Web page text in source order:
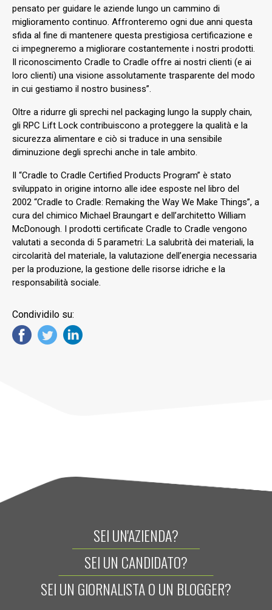
pensato per guidare le aziende lungo un cammino di
miglioramento continuo. Affronteremo ogni due anni questa
sfida al fine di mantenere questa prestigiosa certificazione e
ci impegneremo a migliorare costantemente i nostri prodotti.
Il riconoscimento Cradle to Cradle offre ai nostri clienti (e ai
loro clienti) una visione assolutamente trasparente del modo
in cui gestiamo il nostro business”.
Oltre a ridurre gli sprechi nel packaging lungo la supply chain,
gli RPC Lift Lock contribuiscono a proteggere la qualità e la
sicurezza alimentare e ciò si traduce in una sensibile
diminuzione degli sprechi anche in tale ambito.
Il “Cradle to Cradle Certified Products Program” è stato
sviluppato in origine intorno alle idee esposte nel libro del
2002 “Cradle to Cradle: Remaking the Way We Make Things”, a
cura del chimico Michael Braungart e dell’architetto William
McDonough. I prodotti certificate Cradle to Cradle vengono
valutati a seconda di 5 parametri: La salubrità dei materiali, la
circolarità del materiale, la valutazione dell’energia necessaria
per la produzione, la gestione delle risorse idriche e la
responsabilità sociale.
Condividilo su:
SEI UN'AZIENDA?
SEI UN CANDIDATO?
SEI UN GIORNALISTA O UN BLOGGER?